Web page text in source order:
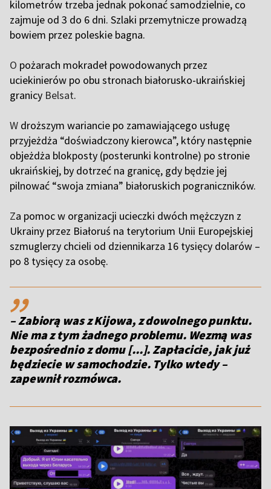
kilometrów trzeba jednak pokonać samodzielnie, co
zajmuje od 3 do 6 dni. Szlaki przemytnicze prowadzą
bowiem przez poleskie bagna.
O pożarach mokradeł powodowanych przez
uciekinierów po obu stronach białorusko-ukraińskiej
granicy Belsat.
W droższym wariancie po zamawiającego usługę
przyjeżdża “doświadczony kierowca”, który następnie
objeżdża blokposty (posterunki kontrolne) po stronie
ukraińskiej, by dotrzeć na granicę, gdy będzie jej
pilnować “swoja zmiana” białoruskich pograniczników.
Za pomoc w organizacji ucieczki dwóch mężczyzn z
Ukrainy przez Białoruś na terytorium Unii Europejskiej
szmuglerzy chcieli od dziennikarza 16 tysięcy dolarów –
po 8 tysięcy za osobę.
,,
– Zabiorą was z Kijowa, z dowolnego punktu.
Nie ma z tym żadnego problemu. Wezmą was
bezpośrednio z domu [...]. Zapłacicie, jak już
będziecie w samochodzie. Tylko wtedy–
zapewnił rozmówca.